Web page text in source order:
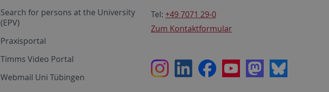
Search for persons at the University
(EPV)
Praxisportal
Timms Video Portal
Webmail Uni Tübingen
Tel: +49 7071 29-0
Zum Kontaktformular
InstagramLinkedInFacebookYoutubeMastodon
Bluesky